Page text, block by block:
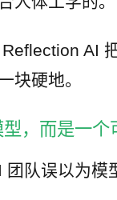
AI
块硬地。
，而是一
队误以为模